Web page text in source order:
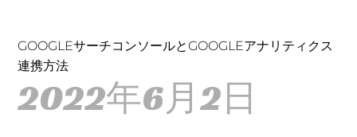
GOOGLEサーチコンソールとGOOGLEアナリティクス
連携方法
2022年6月2日